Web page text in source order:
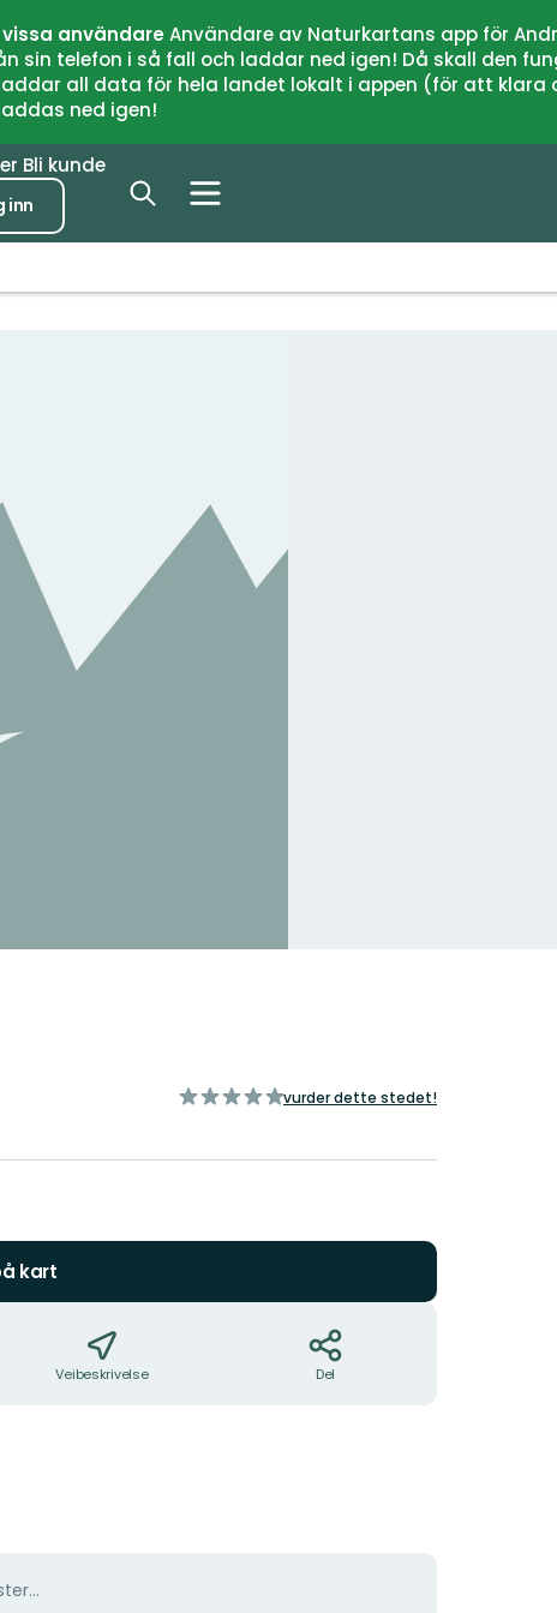
användareAnvändare av Naturkartans app för
sin telefon i så fall och laddar ned igen! Då skall den
all data för hela landet lokalt i appen (för att
ned igen!
Bli kunde
inn
av
vurder dette stedet!
kart
Veibeskrivelse Del